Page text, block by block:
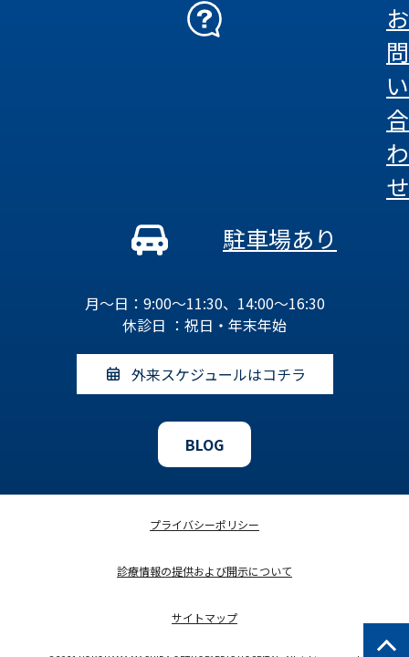
お
問
い
合
わ
せ
駐車場あり
月～日：9:00～11:30、14:00～16:30
休診日 ：祝日・年末年始
外来スケジュールはコチラ
BLOG
プライバシーポリシー
診療情報の提供および開示について
サイトマップ